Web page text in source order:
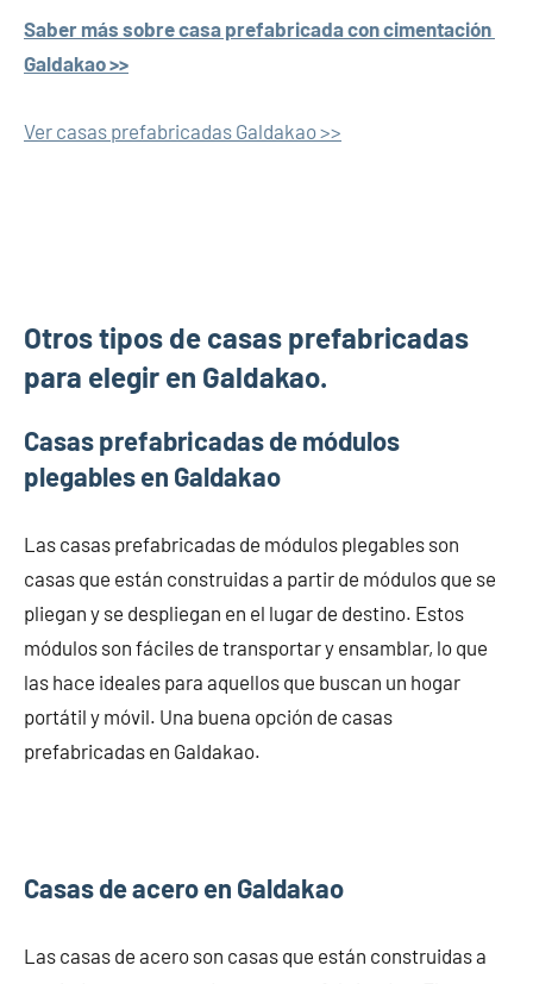
Saber más sobre casa prefabricada con cimentación
Galdakao >>
Ver casas prefabricadas Galdakao >>
Otros tipos de casas prefabricadas
para elegir en Galdakao.
Casas prefabricadas de módulos
plegables en Galdakao
Las casas prefabricadas de módulos plegables son
casas que están construidas a partir de módulos que se
pliegan y se despliegan en el lugar de destino. Estos
módulos son fáciles de transportar y ensamblar, lo que
las hace ideales para aquellos que buscan un hogar
portátil y móvil. Una buena opción de casas
prefabricadas en Galdakao.
Casas de acero en Galdakao
Las casas de acero son casas que están construidas a